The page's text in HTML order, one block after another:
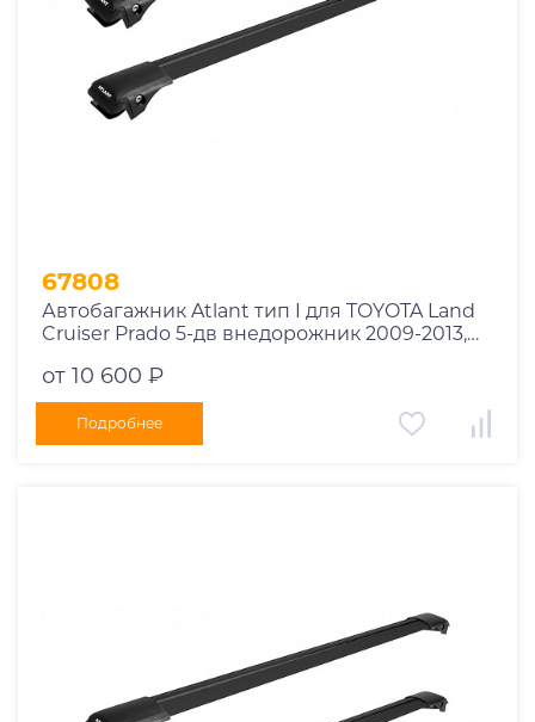
67808
Автобагажник Atlant тип I для TOYOTA Land
Cruiser Prado 5-дв внедорожник 2009-2013,
черные дуги 910/910 мм 10002+11115+11115
от 10 600 ₽
Подробнее